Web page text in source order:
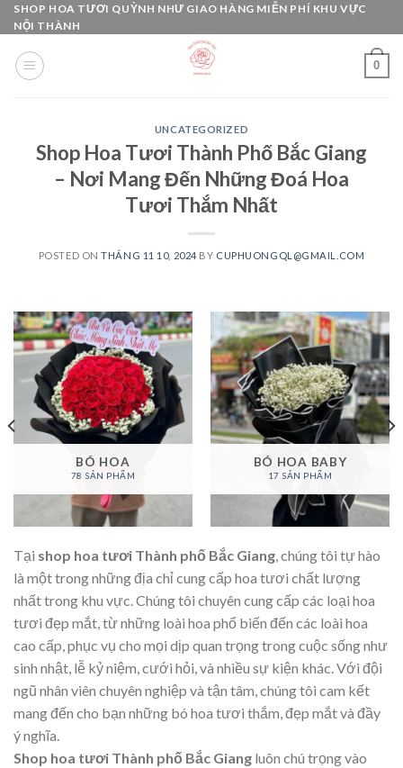
Skip
to
content
SHOP HOA TƯƠI QUỲNH NHƯ GIAO HÀNG MIỄN PHÍ KHU VỰC
NỘI THÀNH
0
UNCATEGORIZED
Shop Hoa Tươi Thành Phố Bắc Giang
– Nơi Mang Đến Những Đoá Hoa
Tươi Thắm Nhất
POSTED ONTHÁNG 11 10, 2024 BY CUPHUONGQL@GMAIL.COM
BÓ HOA
78 SẢN PHẨM
BÓ HOA BABY
17 SẢN PHẨM
Tại shop hoa tươi Thành phố Bắc Giang, chúng tôi tự hào
là một trong những địa chỉ cung cấp hoa tươi chất lượng
nhất trong khu vực. Chúng tôi chuyên cung cấp các loại hoa
tươi đẹp mắt, từ những loài hoa phổ biến đến các loài hoa
cao cấp, phục vụ cho mọi dịp quan trọng trong cuộc sống như
sinh nhật, lễ kỷ niệm, cưới hỏi, và nhiều sự kiện khác. Với đội
ngũ nhân viên chuyên nghiệp và tận tâm, chúng tôi cam kết
mang đến cho bạn những bó hoa tươi thắm, đẹp mắt và đầy
ý nghĩa.
Shop hoa tươi Thành phố Bắc Giang luôn chú trọng vào